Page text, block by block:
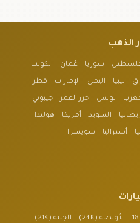
الذهب
سوريا عُمان الكويت
ليبيا اليمن الإمارات قطر
تونس جزر القمر جيبوتي
إيطاليا السويد أمريكا هولندا
أستراليا سويسرا
الأونصة (24K) الجنية (21K)